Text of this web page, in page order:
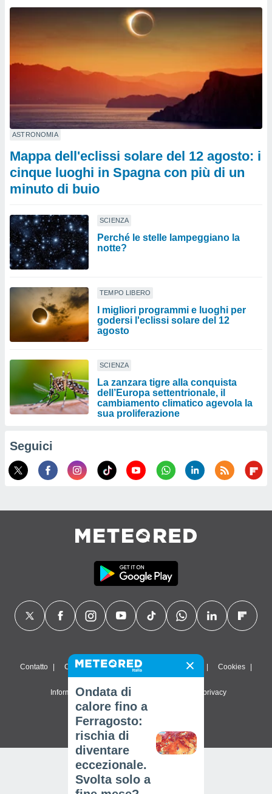
ASTRONOMIA
Mappa dell'eclissi solare del 12 agosto: i
cinque luoghi in Spagna con più di un
minuto di buio
SCIENZA
Perché le stelle lampeggiano la
notte?
TEMPO LIBERO
I migliori programmi e luoghi per
godersi l'eclissi solare del 12
agosto
SCIENZA
La zanzara tigre alla conquista
dell’Europa settentrionale, il
cambiamento climatico agevola la
sua proliferazione
Seguici
Contatto Chi siamo FAQ Termini di utilizzo Cookies
Informativa sulla privacy Impostazioni sulla privacy
© 2026 Meteored. Tutti i diritti riservati
Ondata di
calore fino a
Ferragosto:
rischia di
diventare
eccezionale.
Svolta solo a